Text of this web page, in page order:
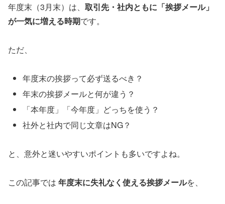
年度末（3月末）は、 取引先・社内ともに「挨拶メール」
が一気に増える時期です。
ただ、
年度末の挨拶って必ず送るべき？
年末の挨拶メールと何が違う？
「本年度」「今年度」どっちを使う？
社外と社内で同じ文章はNG？
と、意外と迷いやすいポイントも多いですよね。
この記事では 年度末に失礼なく使える挨拶メールを、